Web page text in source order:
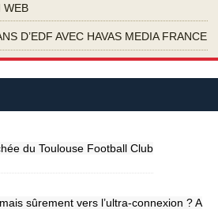
WEB
D’EDF AVEC HAVAS MEDIA FRANCE
du Toulouse Football Club
sûrement vers l’ultra-connexion ? A